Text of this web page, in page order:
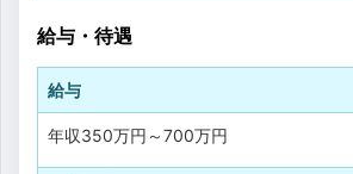
給与・待遇
給与
年収350万円 ～700万円